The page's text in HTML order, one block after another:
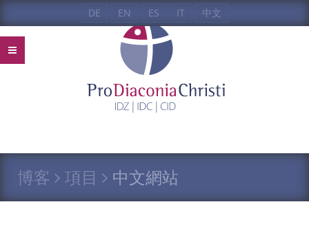
DE EN ES IT 中文
博客 項目 中文網站